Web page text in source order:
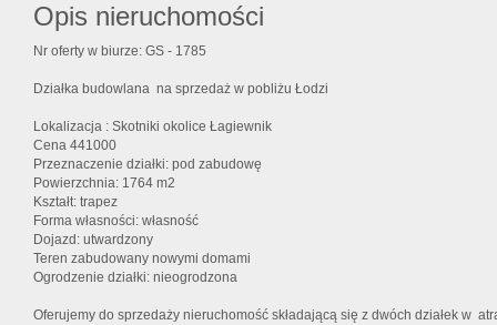
Opis nieruchomości
Nr oferty w biurze: GS - 1785
Działka budowlana na sprzedaż w pobliżu Łodzi
Lokalizacja : Skotniki okolice Łagiewnik
Cena 441000
Przeznaczenie działki: pod zabudowę
Powierzchnia: 1764 m2
Kształt: trapez
Forma własności: własność
Dojazd: utwardzony
Teren zabudowany nowymi domami
Ogrodzenie działki: nieogrodzona
Oferujemy do sprzedaży nieruchomość składającą się z dwóch działek w